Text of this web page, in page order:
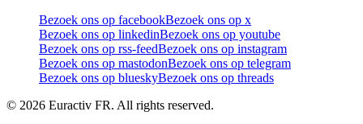
Bezoek ons op facebookBezoek ons op x
Bezoek ons op linkedinBezoek ons op youtube
Bezoek ons op rss-feedBezoek ons op instagram
Bezoek ons op mastodonBezoek ons op telegram
Bezoek ons op blueskyBezoek ons op threads
© 2026 Euractiv FR. All rights reserved.